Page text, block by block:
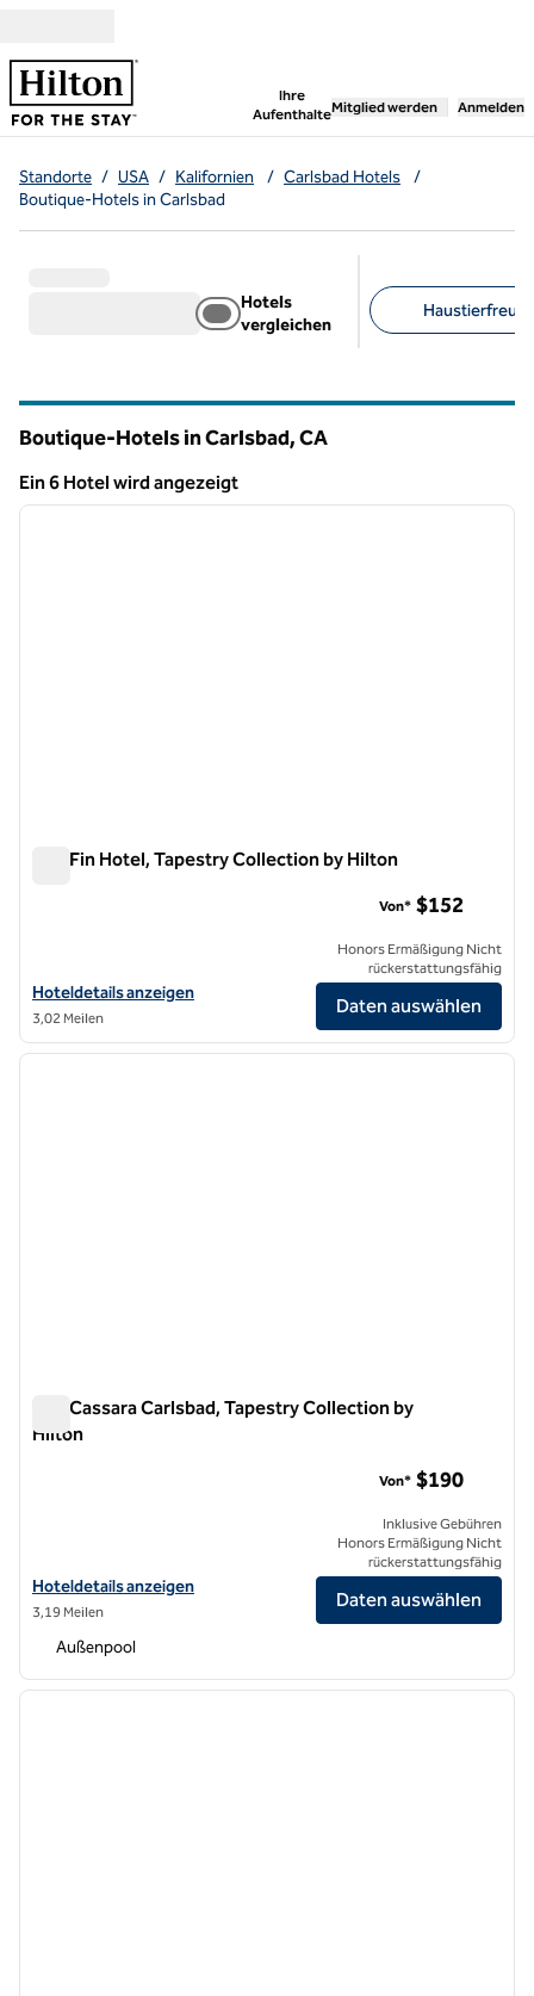
Ihre
Aufenthalte
,öffnet neue
Mitglied werden Anmelden
Standorte / USA / Kalifornien / Carlsbad Hotels
/
Boutique-Hotels in Carlsbad
Hotels
vergleichen
Boutique-Hotels in Carlsbad,CA
Ein 6 Hotel wird angezeigt
Ein 6 Hotel wird angezeigt
1 von 12
The Fin Hotel, Tapestry Collection by Hilton
Hoteldetails für The Fin Hotel, Tapestry Collection by Hilton
Hoteldetails anzeigen
3,02 Meilen
Von* $152
Honors Ermäßigung Nicht
rückerstattungsfähig
Daten auswählen
1/12
1 von 12
The Cassara Carlsbad, Tapestry Collection by
Hilton
Hoteldetails für The Cassara Carlsbad, Tapestry Collection by Hilton
Hoteldetails anzeigen
3,19 Meilen
Von* $190
Inklusive Gebühren
Honors Ermäßigung Nicht
rückerstattungsfähig
Daten auswählen
Außenpool
1 von 7